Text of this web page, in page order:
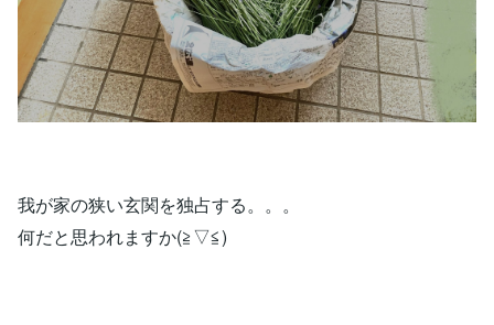
我が家の狭い玄関を独占する。。。
何だと思われますか(≧▽≦)